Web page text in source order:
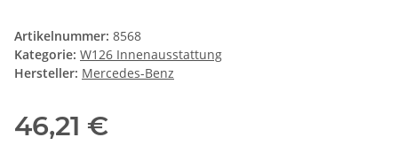
Artikelnummer: 8568
Kategorie: W126 Innenausstattung
Hersteller: Mercedes-Benz
46,21 €